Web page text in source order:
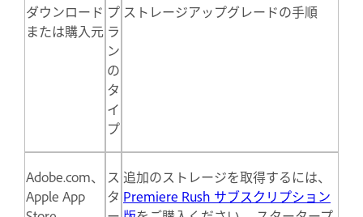
ダウンロード
または購入元
プ
ラ
ン
の
タ
イ
プ
ストレージアップグレードの手順
Adobe.com、
Apple App
ス
タ
追加のストレージを取得するには、
Premiere Rush サブスクリプション